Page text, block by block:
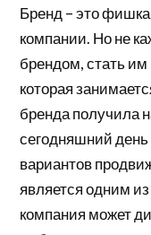
Бренд – это
компании. Но не
брендом, стать им
которая
бренда получила
сегодняшний
вариантов
является одним
компания может